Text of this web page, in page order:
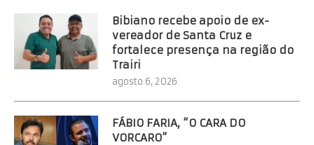
Bibiano recebe apoio de ex-
vereador de Santa Cruz e
fortalece presença na região do
Trairi
agosto 6, 2026
FÁBIO FARIA, “O CARA DO
VORCARO”